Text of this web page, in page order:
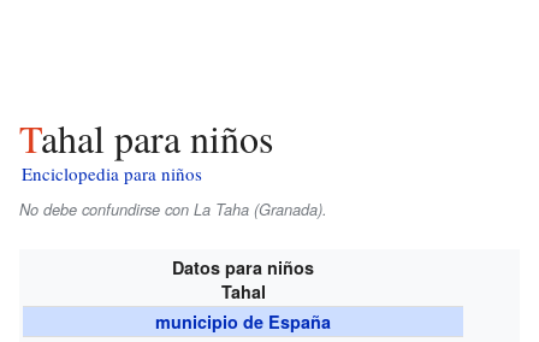
Tahal para niños
Enciclopedia para niños
No debe confundirse con La Taha (Granada).
Datos para niños
Tahal
municipio de España